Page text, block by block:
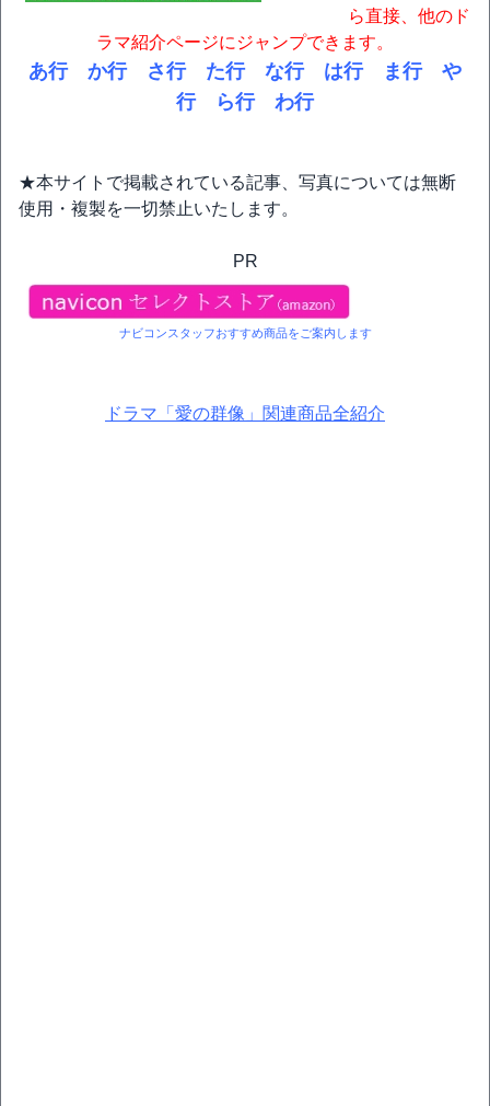
ら直接、他のド
ラマ紹介ページにジャンプできます。
あ行 か行 さ行 た行 な行 は行 ま行
や
行
ら行 わ行
★本サイトで掲載されている記事、写真については無断
使用・複製を一切禁止いたします。
PR
ナビコンスタッフおすすめ商品をご案内します
ドラマ「愛の群像」関連商品全紹介